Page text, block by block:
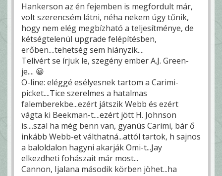
Hankerson az én fejemben is megfordult már,
volt szerencsém látni, néha nekem úgy tűnik,
hogy nem elég megbízható a teljesítménye, de
kétségtelenül upgrade felépítésben,
erőben....tehetség sem hiányzik....
Telivért se írjuk le, szegény ember A.J. Green-
je.... 😀
O-line: eléggé esélyesnek tartom a Carimi-
picket....Tice szerelmes a hatalmas
falemberekbe...ezért játszik Webb és ezért
vágta ki Beekman-t....ezért jött H. Johnson
is....szal ha még benn van, gyanús Carimi, bár ő
inkább Webb-et válthatná...attól tartok, h sajnos
a baloldalon hagyni akarják Omi-t...Jay
elkezdheti fohászait már most...
Cannon, Ijalana második körben jöhet...ha